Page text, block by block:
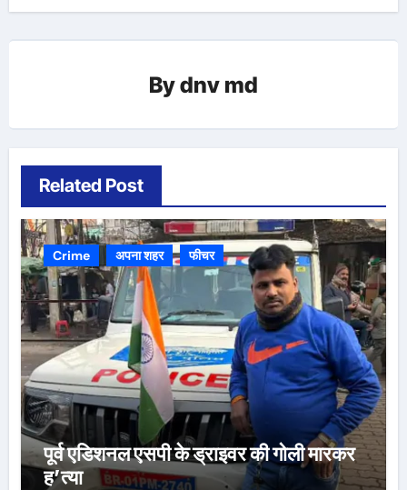
Bydnv md
Related Post
Crime अपना शहर फीचर
पूर्व एडिशनल एसपी के ड्राइवर की गोली मारकर
ह’त्या